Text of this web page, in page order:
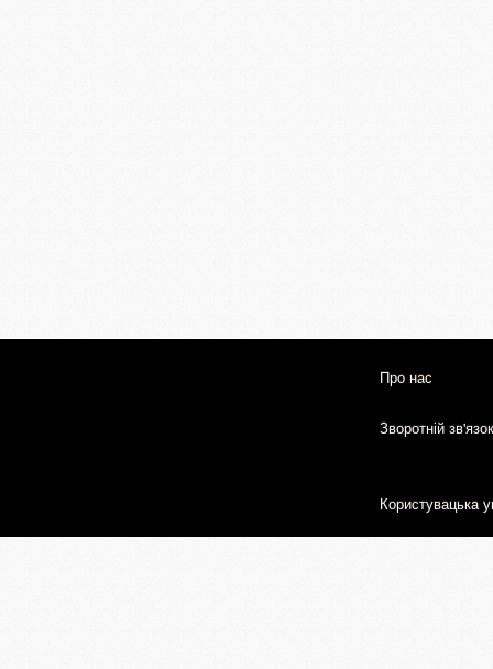
Про нас
Зворотній зв'язок
Користувацька